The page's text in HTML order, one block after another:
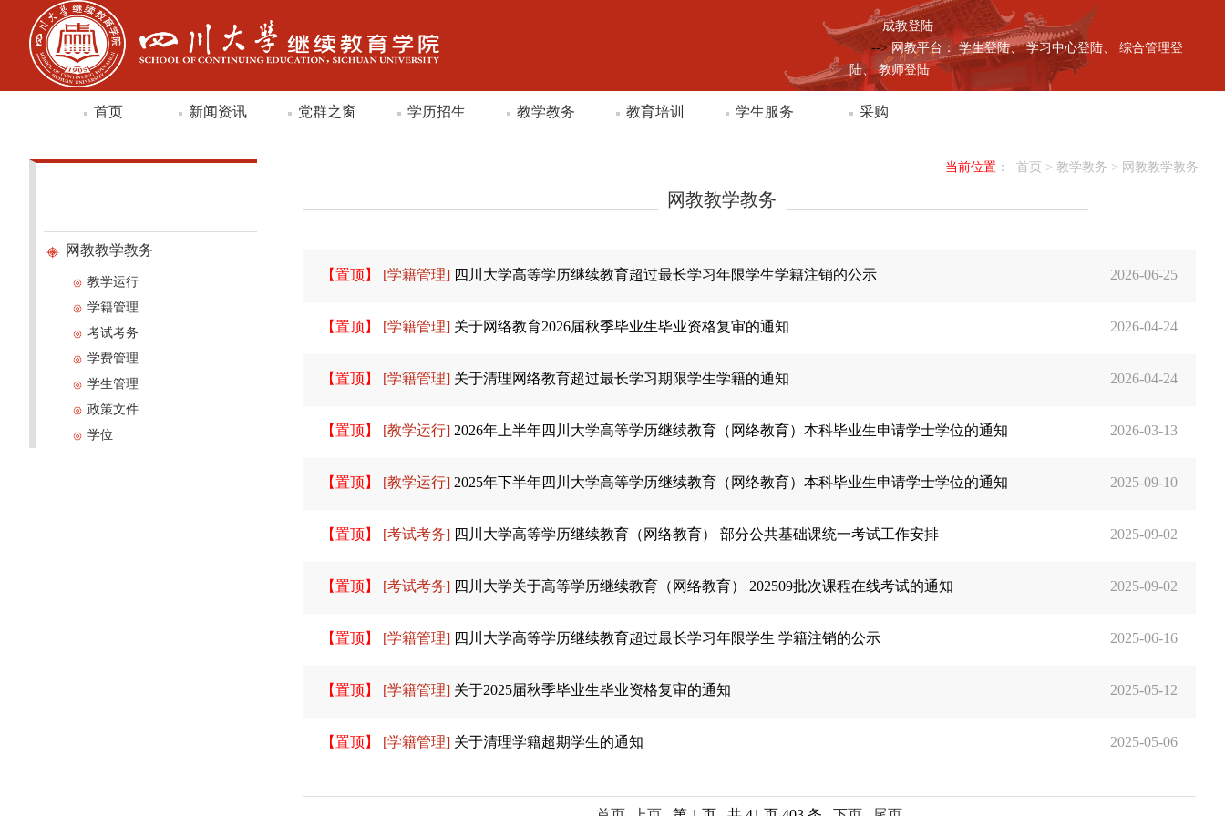
成教登陆
-->网教平台： 学生登陆、 学习中心登陆、
综合管理登
陆、 教师登陆
首页 新闻资讯 党群之窗 学历招生 教学教务 教育培训 学生服务 采购
当前位置 ： 首页 > 教学教务 > 网教教学教务
网教教学教务
网教教学教务
教学运行
学籍管理
考试考务
学费管理
学生管理
政策文件
学位
2026-06-25
【置顶】 [学籍管理] 四川大学高等学历继续教育超过最长学习年限学生学籍注销的公示
2026-04-24
【置顶】 [学籍管理] 关于网络教育2026届秋季毕业生毕业资格复审的通知
2026-04-24
【置顶】 [学籍管理] 关于清理网络教育超过最长学习期限学生学籍的通知
2026-03-13
【置顶】 [教学运行] 2026年上半年四川大学高等学历继续教育（网络教育）本科毕业生申请学士学位的通知
2025-09-10
【置顶】 [教学运行] 2025年下半年四川大学高等学历继续教育（网络教育）本科毕业生申请学士学位的通知
2025-09-02
【置顶】 [考试考务] 四川大学高等学历继续教育（网络教育） 部分公共基础课统一考试工作安排
2025-09-02
【置顶】 [考试考务] 四川大学关于高等学历继续教育（网络教育） 202509批次课程在线考试的通知
2025-06-16
【置顶】 [学籍管理] 四川大学高等学历继续教育超过最长学习年限学生 学籍注销的公示
2025-05-12
【置顶】 [学籍管理] 关于2025届秋季毕业生毕业资格复审的通知
2025-05-06
【置顶】 [学籍管理] 关于清理学籍超期学生的通知